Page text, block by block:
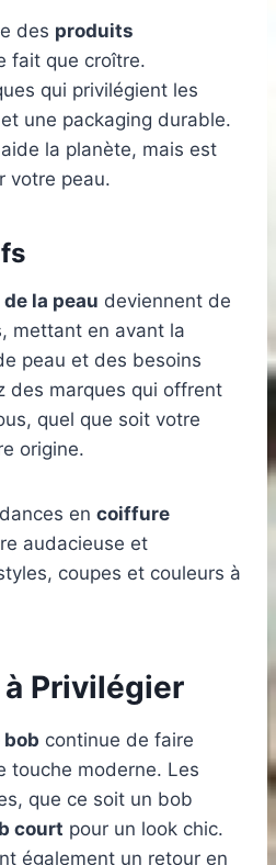
des produits
fait que croître.
qui privilégient les
une packaging durable.
la planète, mais est
votre peau.
la peau deviennent de
mettant en avant la
peau et des besoins
des marques qui offrent
quel que soit votre
origine.
en coiffure
audacieuse et
coupes et couleurs à
Privilégier
bob continue de faire
touche moderne. Les
que ce soit un bob
court pour un look chic.
également un retour en